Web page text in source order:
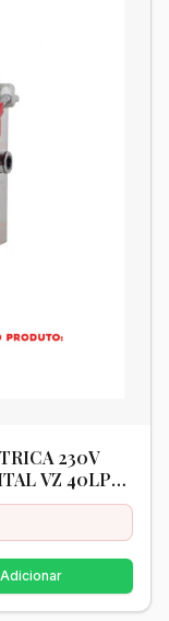
230V
VZ 40LPM
Adicionar